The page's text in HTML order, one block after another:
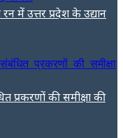
में उत्तर प्रदेश के उद्यान
प्रकरणों की समीक्षा की